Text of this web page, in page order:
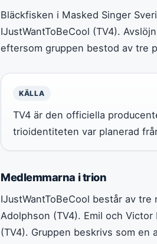
Bläckfisken i Masked Singer
IJustWantToBeCool (TV4).
eftersom gruppen bestod av tre
KÄLLA
TV4 är den officiella
trioidentiteten var planerad
Medlemmarna i trion
IJustWantToBeCool består av
Adolphson (TV4). Emil och
(TV4). Gruppen beskrivs som en